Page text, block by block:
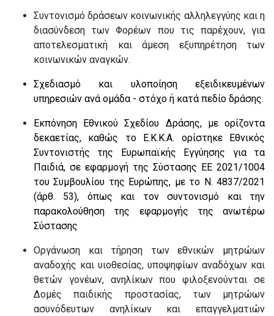
Συντονισμό δράσεων κοινωνικής αλληλεγγύης και η
διασύνδεση των Φορέων που τις παρέχουν, για
αποτελεσματική και άμεση εξυπηρέτηση των
κοινωνικών αναγκών.
Σχεδιασμό και υλοποίηση εξειδικευμένων
υπηρεσιών ανά ομάδα - στόχο ή κατά πεδίο δράσης.
Εκπόνηση Εθνικού Σχεδίου Δράσης, με ορίζοντα
δεκαετίας, καθώς το Ε.Κ.Κ.Α. ορίστηκε Εθνικός
Συντονιστής της Ευρωπαϊκής Εγγύησης για τα
Παιδιά, σε εφαρμογή της Σύστασης ΕΕ 2021/1004
του Συμβουλίου της Ευρώπης, με το Ν. 4837/2021
(άρθ. 53), όπως και τον συντονισμό και την
παρακολούθηση της εφαρμογής της ανωτέρω
Σύστασης
Οργάνωση και τήρηση των εθνικών μητρώων
αναδοχής και υιοθεσίας, υποψηφίων αναδόχων και
θετών γονέων, ανηλίκων που φιλοξενούνται σε
Δομές παιδικής προστασίας, των μητρώων
ασυνόδευτων ανηλίκων και επαγγελματιών